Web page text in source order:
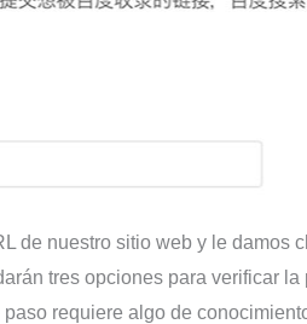
de nuestro sitio web y le damos
tres opciones para verificar la
requiere algo de